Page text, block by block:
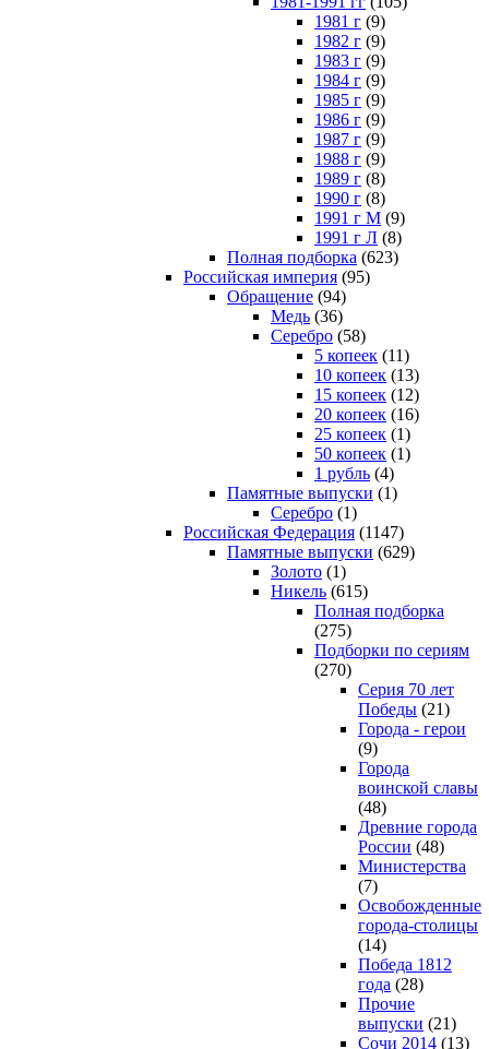
1981 г (9)
1982 г (9)
1983 г (9)
1984 г (9)
1985 г (9)
1986 г (9)
1987 г (9)
1988 г (9)
1989 г (8)
1990 г (8)
1991 г М (9)
1991 г Л (8)
Полная подборка (623)
Российская империя (95)
Обращение (94)
Медь (36)
Серебро (58)
5 копеек (11)
10 копеек (13)
15 копеек (12)
20 копеек (16)
25 копеек (1)
50 копеек (1)
1 рубль (4)
Памятные выпуски (1)
Серебро (1)
Российская Федерация (1147)
Памятные выпуски (629)
Золото (1)
Никель (615)
Полная подборка
(275)
Подборки по сериям
(270)
Серия 70 лет
Победы (21)
Города - герои
(9)
Города
воинской славы
(48)
Древние города
России (48)
Министерства
(7)
Освобожденные
города-столицы
(14)
Победа 1812
года (28)
Прочие
выпуски (21)
Сочи 2014 (13)